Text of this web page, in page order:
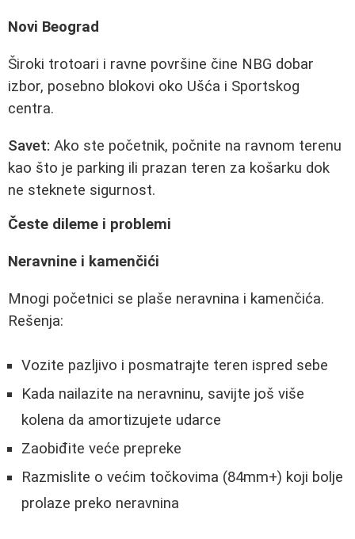
Novi Beograd
Široki trotoari i ravne površine čine NBG dobar
izbor, posebno blokovi oko Ušća i Sportskog
centra.
Savet: Ako ste početnik, počnite na ravnom terenu
kao što je parking ili prazan teren za košarku dok
ne steknete sigurnost.
Česte dileme i problemi
Neravnine i kamenčići
Mnogi početnici se plaše neravnina i kamenčića.
Rešenja:
Vozite pazljivo i posmatrajte teren ispred sebe
Kada nailazite na neravninu, savijte još više
kolena da amortizujete udarce
Zaobiđite veće prepreke
Razmislite o većim točkovima (84mm+) koji bolje
prolaze preko neravnina